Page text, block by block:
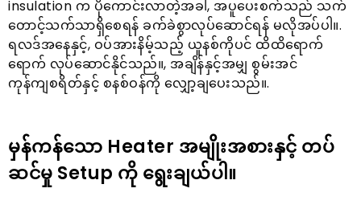
insulation က ပိုကောင်းလာတဲ့အခါ, အပူပေးစက်သည် သက်
တောင့်သက်သာရှိစေရန် ခက်ခဲစွာလုပ်ဆောင်ရန် မလိုအပ်ပါ။.
ရလဒ်အနေနှင့်, ဝပ်အားနိမ့်သည့် ယူနစ်ကိုပင် ထိထိရောက်
ရောက် လုပ်ဆောင်နိုင်သည်။, အချိန်နှင့်အမျှ စွမ်းအင်
ကုန်ကျစရိတ်နှင့် စနစ်ဝန်ကို လျှော့ချပေးသည်။.
မှန်ကန်သော Heater အမျိုးအစားနှင့် တပ်
ဆင်မှု Setup ကို ရွေးချယ်ပါ။